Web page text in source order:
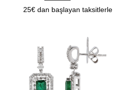
25€ dan başlayan taksitlerle